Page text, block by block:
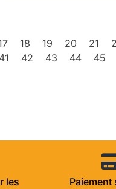
18 19 20 21
41 42 43 44 45
les Paiement